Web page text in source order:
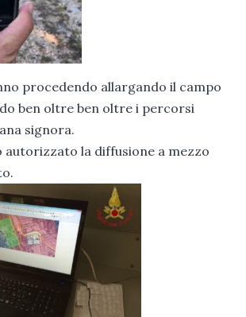
procedendo allargando il campo
ben oltre ben oltre i percorsi
signora.
autorizzato la diffusione a mezzo